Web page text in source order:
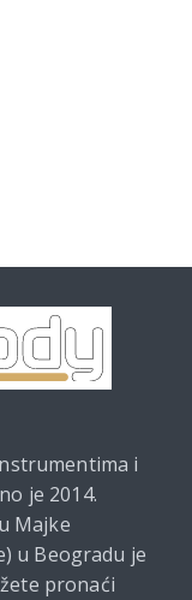
i
je 2014.
Majke
u Beogradu je
pronaći